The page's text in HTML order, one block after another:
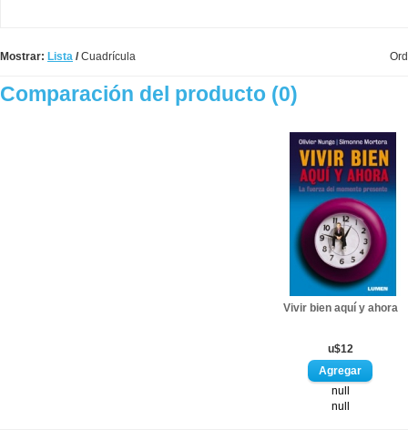
Mostrar: Lista /Cuadrícula
Comparación del producto (0)
Vivir bien aquí y ahora
u$12
null
null